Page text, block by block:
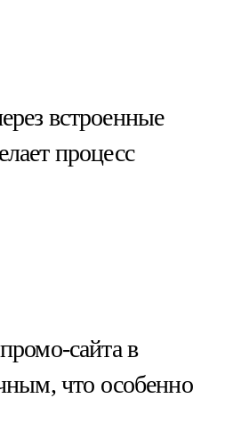
встроенные
процесс
сайта в
что особенно